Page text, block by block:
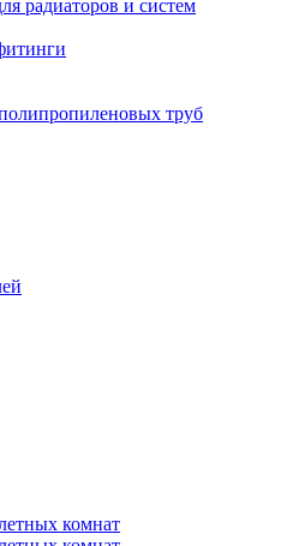
радиаторов и систем
труб
комнат